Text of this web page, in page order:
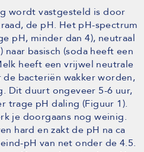
wordt vastgesteld is door
de pH. Het pH-spectrum
pH, minder dan 4), neutraal
naar basisch (soda heeft een
heeft een vrijwel neutrale
de bacteriën wakker worden,
Dit duurt ongeveer 5-6 uur,
trage pH daling (Figuur 1).
je doorgaans nog weinig.
hard en zakt de pH na ca
pH van net onder de 4.5.